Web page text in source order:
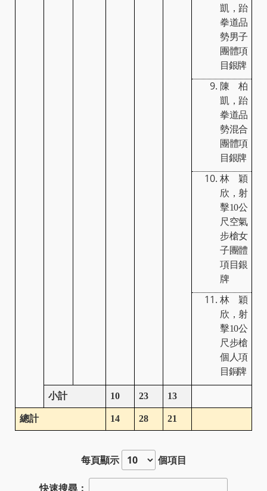
凱，跆
拳道品
勢男子
團體項
目銀牌
陳柏
凱，跆
拳道品
勢混合
團體項
目銀牌
林穎
欣，射
擊10公
尺空氣
步槍女
子團體
項目銀
牌
林穎
欣，射
擊10公
尺步槍
個人項
目銅牌
小計 10 23 13
總計 14 28 21
每頁顯示 個項目
快速搜尋：